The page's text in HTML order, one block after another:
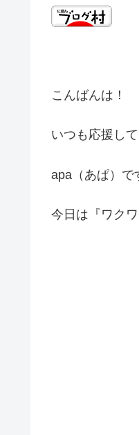
こんばんは！
いつも応援し
apa（あぱ）で
今日は『ワク